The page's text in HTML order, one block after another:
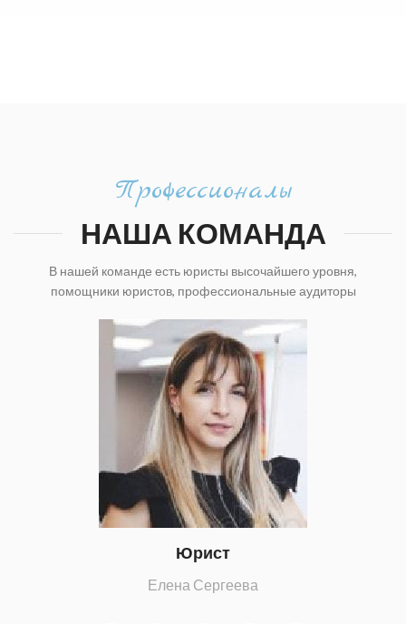
Профессионалы
НАША КОМАНДА
В нашей команде есть юристы высочайшего уровня,
помощники юристов, профессиональные аудиторы
Юрист
Елена Сергеева